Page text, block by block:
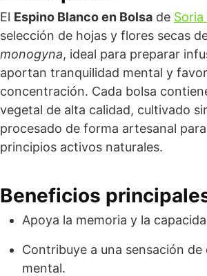
El Espino Blanco en Bolsa de
selección de hojas y flores secas
monogyna, ideal para preparar
aportan tranquilidad mental y
concentración. Cada bolsa
vegetal de alta calidad, cultivado
procesado de forma artesanal
principios activos naturales.
Beneficios
Apoya la memoria y la
Contribuye a una sensación
mental.